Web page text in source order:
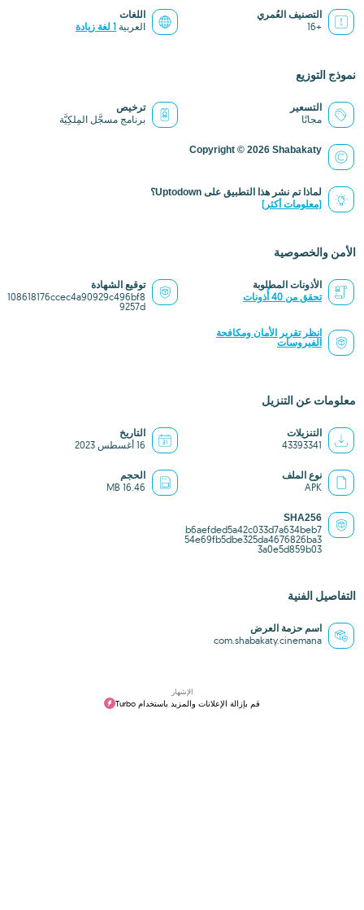
التصنيف العُمري
+16
اللغات
العربية 1 لغة زيادة
نموذج التوزيع
التسعير
مجانًا
ترخيص
برنامج مسجَّل المِلكِيَّة
Copyright © 2026 Shabakaty
لماذا تم نشر هذا التطبيق على Uptodown؟
(معلومات أكثر)
الأمن والخصوصية
الأذونات المطلوبة
تحقق من 40 أُذونات
توقيع الشهادة
108618176ccec4a90929c496bf8
9257d
انظر تقرير الأمان ومكافحة
الفيروسات
معلومات عن التنزيل
التنزيلات
43393341
التاريخ
16 أغسطس 2023
نوع الملف
APK
الحجم
16.46 MB
SHA256
b6aefded5a42c033d7a634beb7
54e69fb5dbe325da4676826ba3
3a0e5d859b03
التفاصيل الفنية
اسم حزمة العرض
com.shabakaty.cinemana
الإشهار
قم بإزالة الإعلانات والمزيد باستخدام Turbo